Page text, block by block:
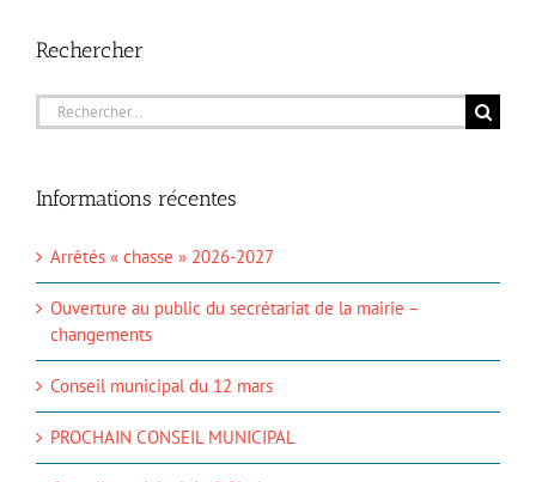
Rechercher
Rechercher:
Informations récentes
Arrêtés « chasse » 2026-2027
Ouverture au public du secrétariat de la mairie –
changements
Conseil municipal du 12 mars
PROCHAIN CONSEIL MUNICIPAL